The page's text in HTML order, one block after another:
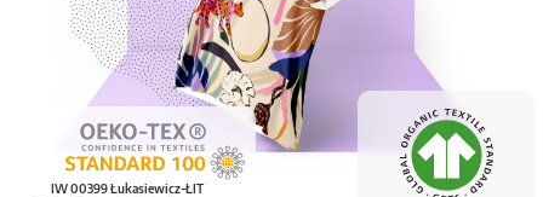
IW 00399 Łukasiewicz-ŁIT